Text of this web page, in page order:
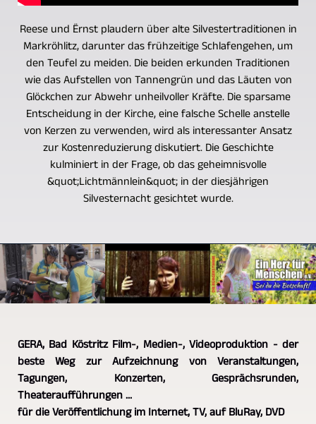
Reese und Ërnst plaudern über alte Silvestertraditionen in
Markröhlitz, darunter das frühzeitige Schlafengehen, um
den Teufel zu meiden. Die beiden erkunden Traditionen
wie das Aufstellen von Tannengrün und das Läuten von
Glöckchen zur Abwehr unheilvoller Kräfte. Die sparsame
Entscheidung in der Kirche, eine falsche Schelle anstelle
von Kerzen zu verwenden, wird als interessanter Ansatz
zur Kostenreduzierung diskutiert. Die Geschichte
kulminiert in der Frage, ob das geheimnisvolle
&quot;Lichtmännlein&quot; in der diesjährigen
Silvesternacht gesichtet wurde.
GERA, Bad Köstritz Film-, Medien-, Videoproduktion - der
beste Weg zur Aufzeichnung von Veranstaltungen,
Tagungen, Konzerten, Gesprächsrunden,
Theateraufführungen ...
für die Veröffentlichung im Internet, TV, auf BluRay, DVD